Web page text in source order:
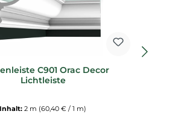
C901 Orac Decor
Lichtleiste
Inhalt: 2 m (60,40 € / 1 m)